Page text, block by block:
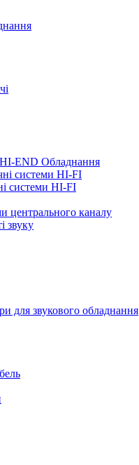
END Обладнання
системи HI-FI
системи HI-FI
центрального каналу
звуку
для звукового обладнання